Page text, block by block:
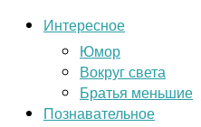
Интересное
Юмор
Вокруг света
Братья меньшие
Познавательное